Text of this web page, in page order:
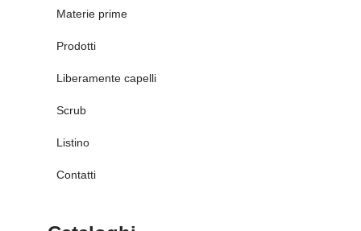
Materie prime
Prodotti
Liberamente capelli
Scrub
Listino
Contatti